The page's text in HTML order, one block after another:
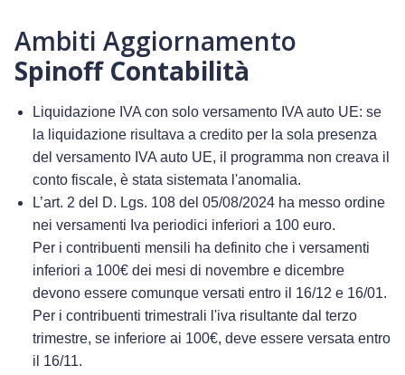
Ambiti Aggiornamento
Spinoff Contabilità
Liquidazione IVA con solo versamento IVA auto UE: se
la liquidazione risultava a credito per la sola presenza
del versamento IVA auto UE, il programma non creava il
conto fiscale, è stata sistemata l'anomalia.
L’art. 2 del D. Lgs. 108 del 05/08/2024 ha messo ordine
nei versamenti Iva periodici inferiori a 100 euro.
Per i contribuenti mensili ha definito che i versamenti
inferiori a 100€ dei mesi di novembre e dicembre
devono essere comunque versati entro il 16/12 e 16/01.
Per i contribuenti trimestrali l'iva risultante dal terzo
trimestre, se inferiore ai 100€, deve essere versata entro
il 16/11.